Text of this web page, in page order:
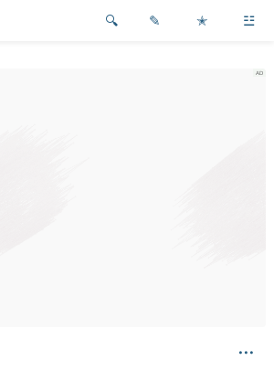
✎ ✭ ☳